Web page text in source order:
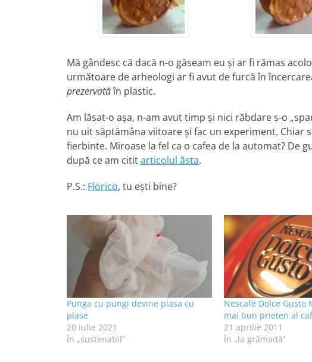
Mă gândesc că dacă n-o găseam eu şi ar fi rămas
următoare de arheologi ar fi avut de furcă în
prezervatăîn plastic.
Am lăsat-o aşa, n-am avut timp şi nici răbdare s-o
nu uit săptămâna viitoare şi fac un experiment. Chiar
fierbinte. Miroase la fel ca o cafea de la automat? De
după ce am cititarticolul ăsta.
P.S.: Florico, tu eşti bine?
Punga cu pungi devine plasa cu
plase
20 iulie 2021
În „sustenabil”
Nescafé Dolce Gusto
mai bun prieten al
21 aprilie 2011
În „la grămadă”